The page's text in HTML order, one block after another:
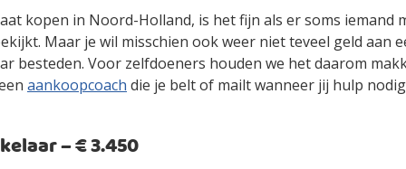
kopen in Noord-Holland, is het fijn als er soms iemand
Maar je wil misschien ook weer niet teveel geld aan
besteden. Voor zelfdoeners houden we het daarom
aankoopcoach die je belt of mailt wanneer jij hulp
– € 3.450